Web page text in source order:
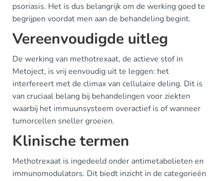
psoriasis. Het is dus belangrijk om de werking goed te
begrijpen voordat men aan de behandeling begint.
Vereenvoudigde uitleg
De werking van methotrexaat, de actieve stof in
Metoject, is vrij eenvoudig uit te leggen: het
interfereert met de climax van cellulaire deling. Dit is
van cruciaal belang bij behandelingen voor ziekten
waarbij het immuunsysteem overactief is of wanneer
tumorcellen sneller groeien.
Klinische termen
Methotrexaat is ingedeeld onder antimetabolieten en
immunomodulators. Dit biedt inzicht in de categorieën